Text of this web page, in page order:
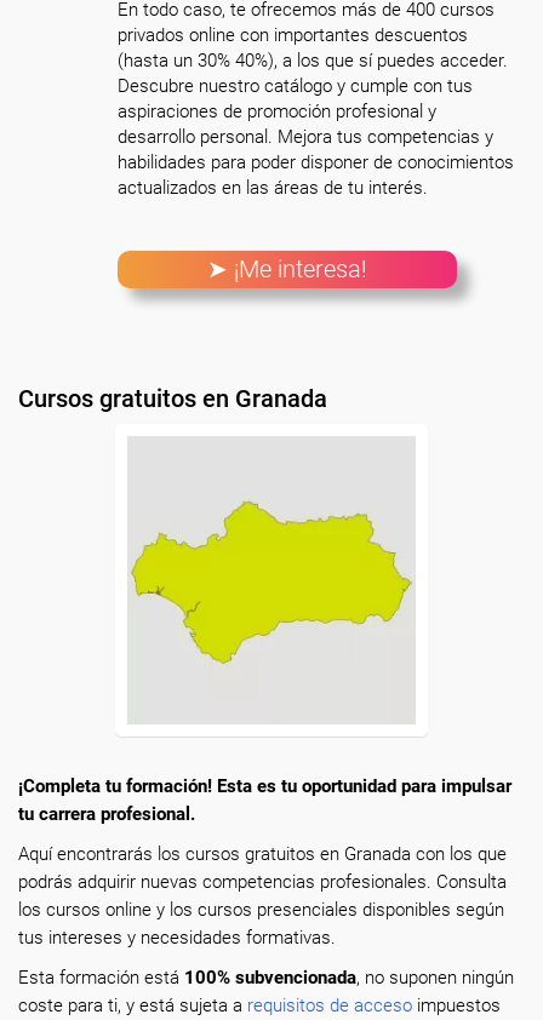
En todo caso, te ofrecemos más de 400 cursos
privados online con importantes descuentos
(hasta un 30% 40%), a los que sí puedes acceder.
Descubre nuestro catálogo y cumple con tus
aspiraciones de promoción profesional y
desarrollo personal. Mejora tus competencias y
habilidades para poder disponer de conocimientos
actualizados en las áreas de tu interés.
➤ ¡Me interesa!
Cursos gratuitos en Granada
¡Completa tu formación! Esta es tu oportunidad para impulsar
tu carrera profesional.
Aquí encontrarás los cursos gratuitos en Granada con los que
podrás adquirir nuevas competencias profesionales. Consulta
los cursos online y los cursos presenciales disponibles según
tus intereses y necesidades formativas.
Esta formación está 100% subvencionada, no suponen ningún
coste para ti, y está sujeta a requisitos de acceso impuestos